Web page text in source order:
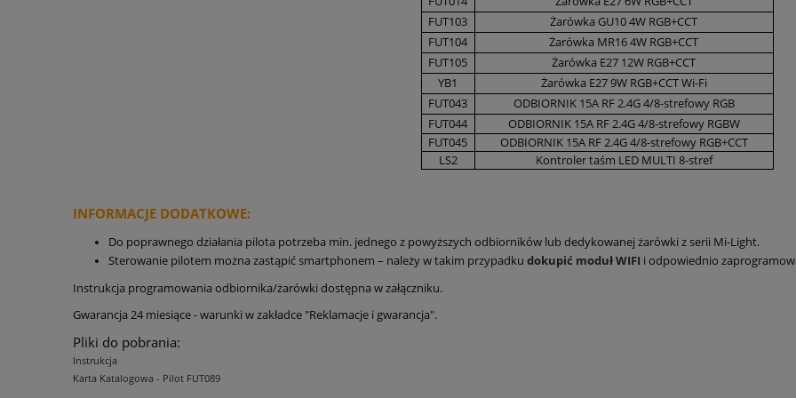
FUT103
Żarówka GU10 4W RGB+CCT
FUT104
Żarówka MR16 4W RGB+CCT
FUT105
Żarówka E27 12W RGB+CCT
YB1
Żarówka E27 9W RGB+CCT Wi-Fi
FUT043
ODBIORNIK 15A RF 2.4G 4/8-strefowy RGB
FUT044
ODBIORNIK 15A RF 2.4G 4/8-strefowy RGBW
FUT045
ODBIORNIK 15A RF 2.4G 4/8-strefowy RGB+CCT
LS2
Kontroler taśm LED MULTI 8-stref
INFORMACJE DODATKOWE:
Do poprawnego działania pilota potrzeba min. jednego z powyższych odbiorników lub dedykowanej żarówki z serii Mi-Light.
Sterowanie pilotem można zastąpić smartphonem – należy w takim przypadku dokupić moduł WIFI i odpowiednio
Instrukcja programowania odbiornika/żarówki dostępna w załączniku.
Gwarancja 24 miesiące - warunki w zakładce "Reklamacje i gwarancja".
Pliki do pobrania:
Instrukcja
Karta Katalogowa - Pilot FUT089